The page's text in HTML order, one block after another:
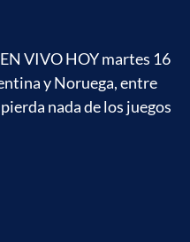
VIVO HOY martes 16
y Noruega, entre
nada de los juegos